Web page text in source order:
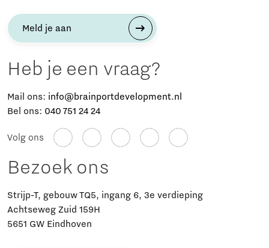
Meld je aan
Heb je een vraag?
Mail ons: info@brainportdevelopment.nl
Bel ons: 040 751 24 24
Volg ons
Bezoek ons
Strijp-T, gebouw TQ5, ingang 6, 3e verdieping
Achtseweg Zuid 159H
5651 GW Eindhoven